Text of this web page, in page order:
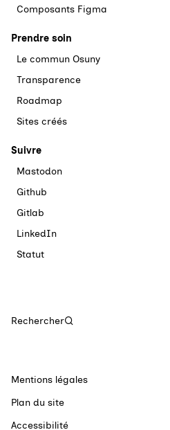
Composants Figma
Prendre soin
Le commun Osuny
Transparence
Roadmap
Sites créés
Suivre
Mastodon
Github
Gitlab
LinkedIn
Statut
Rechercher
Mentions légales
Plan du site
Accessibilité